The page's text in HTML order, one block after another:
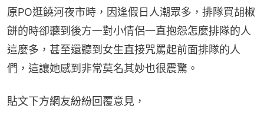
原PO逛饒河夜市時，因逢假日人潮眾多，排隊買胡椒
餅的時卻聽到後方一對小情侶一直抱怨怎麼排隊的人
這麼多，甚至還聽到女生直接咒罵起前面排隊的人
們，這讓她感到非常莫名其妙也很震驚。
貼文下方網友紛紛回覆意見，